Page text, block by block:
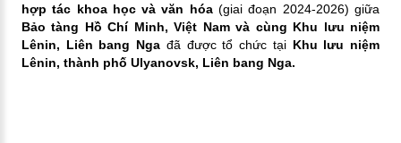
hợp tác khoa học và văn hóa(giai đoạn 2024-2026) giữa
Bảo tàng Hồ Chí Minh, Việt Nam và cùng Khu lưu niệm
Lênin, Liên bang Nga đã được tổ chức tại Khu lưu niệm
Lênin, thành phố Ulyanovsk, Liên bang Nga.